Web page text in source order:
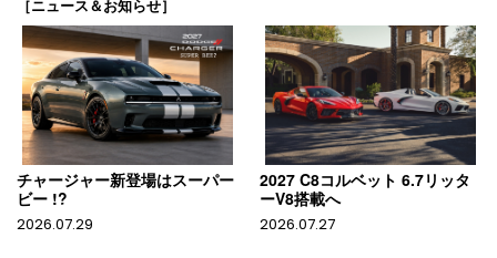
［ニュース＆お知らせ］
チャージャー新登場はスーパー
ビー !?
2026.07.29
2027 C8コルベット 6.7リッタ
ーV8搭載へ
2026.07.27